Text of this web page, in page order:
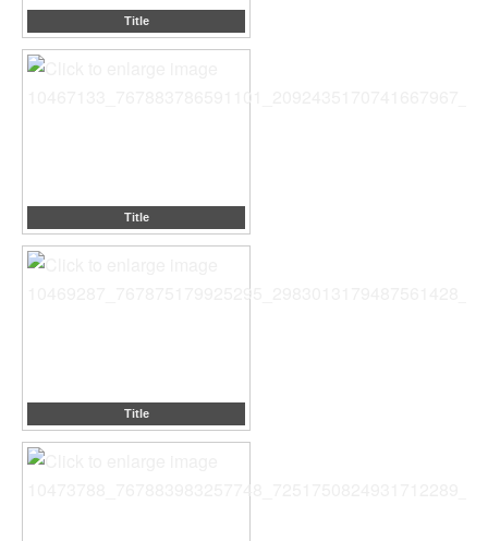
Title
Title
Title